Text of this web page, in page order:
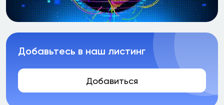
Добавьтесь в наш листинг
Добавиться